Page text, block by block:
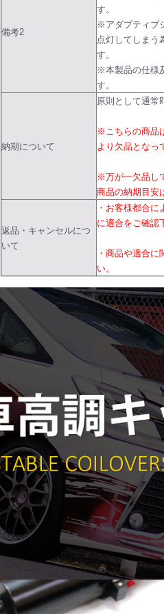
備考2
す。
※アダプティブ
点灯してしまう
す。
※本製品の仕様
す。
納期について
原則として通常
※こちらの商品
より欠品となっ
※万が一欠品し
商品の納期目安
返品・キャンセルにつ
いて
・お客様都合
に適合をご確認
・商品や適合
い。